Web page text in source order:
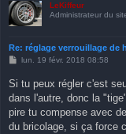
LeKiffeur
Administrateur du
Re: réglage verrouillage de
M
a
e
lun. 19 févr. 2018 08:58
Si tu peux régler c'est
dans l'autre, donc la
pire tu compense avec
du bricolage, si ça force